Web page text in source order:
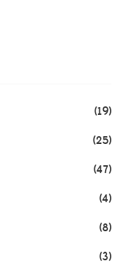
(19)
(25)
(47)
(4)
(8)
(3)